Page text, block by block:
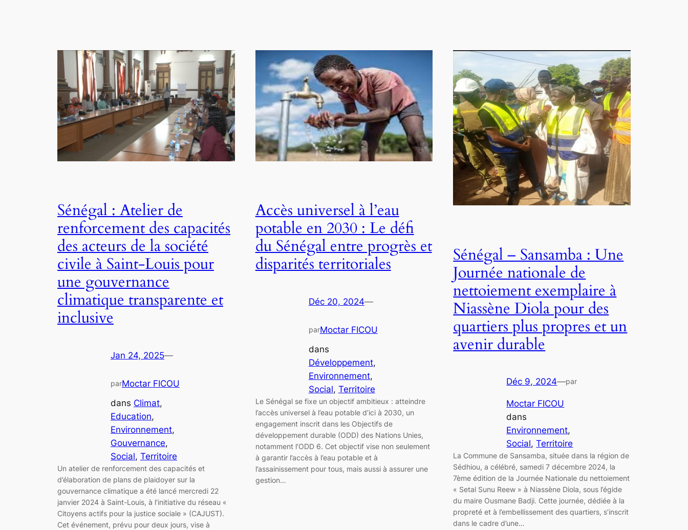
Sénégal : Atelier de
renforcement des capacités
des acteurs de la société
civile à Saint-Louis pour
une gouvernance
climatique transparente et
inclusive
Jan 24, 2025—
parMoctar FICOU
dans Climat
Education
Environnement
Gouvernance
Social, Territoire
Un atelier de renforcement des capacités et
d’élaboration de plans de plaidoyer sur la
gouvernance climatique a été lancé mercredi 22
janvier 2024 à Saint-Louis, à l’initiative du réseau «
Citoyens actifs pour la justice sociale » (CAJUST).
Cet événement, prévu pour deux jours, vise à
Accès universel à l’eau
potable en 2030 : Le défi
du Sénégal entre progrès et
disparités territoriales
Déc 20, 2024—
parMoctar FICOU
dans
Développement
Environnement
Social, Territoire
Le Sénégal se fixe un objectif ambitieux : atteindre
l’accès universel à l’eau potable d’ici à 2030, un
engagement inscrit dans les Objectifs de
développement durable (ODD) des Nations Unies,
notamment l’ODD 6. Cet objectif vise non seulement
à garantir l’accès à l’eau potable et à
l’assainissement pour tous, mais aussi à assurer une
gestion…
Sénégal – Sansamba : Une
Journée nationale de
nettoiement exemplaire à
Niassène Diola pour des
quartiers plus propres et un
avenir durable
Déc 9, 2024—par
Moctar FICOU
dans
Environnement
Social, Territoire
La Commune de Sansamba, située dans la région de
Sédhiou, a célébré, samedi 7 décembre 2024, la
7ème édition de la Journée Nationale du nettoiement
« Setal Sunu Reew » à Niassène Diola, sous l’égide
du maire Ousmane Badji. Cette journée, dédiée à la
propreté et à l’embellissement des quartiers, s’inscrit
dans le cadre d’une…